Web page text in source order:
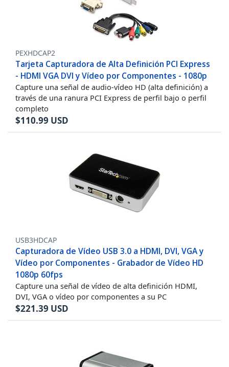
PEXHDCAP2
Tarjeta Capturadora de Alta Definición PCI Express
- HDMI VGA DVI y Vídeo por Componentes - 1080p
Capture una señal de audio-vídeo HD (alta definición) a
través de una ranura PCI Express de perfil bajo o perfil
completo
$110.99 USD
USB3HDCAP
Capturadora de Vídeo USB 3.0 a HDMI, DVI, VGA y
Vídeo por Componentes - Grabador de Vídeo HD
1080p 60fps
Capture una señal de vídeo de alta definición HDMI,
DVI, VGA o vídeo por componentes a su PC
$221.39 USD